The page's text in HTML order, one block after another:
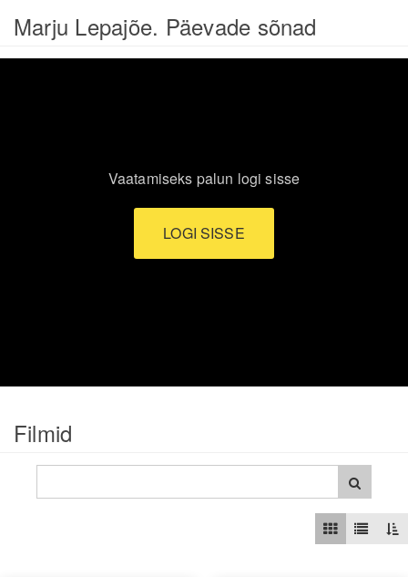
Marju Lepajõe. Päevade sõnad
Vaatamiseks palun logi sisse
LOGI SISSE
Filmid